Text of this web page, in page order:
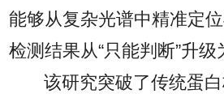
能够从复杂光谱中精准定
检测结果从“只能判断”升级
该研究突破了传统蛋